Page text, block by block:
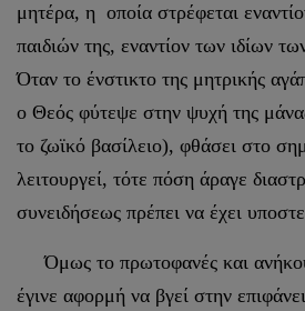
μητέρα, η οποία στρέφεται
παιδιών της, εναντίον των ιδίων
Όταν το ένστικτο της μητρικής
ο Θεός φύτεψε στην ψυχή της
το ζωϊκό βασίλειο), φθάσει στο
λειτουργεί, τότε πόση άραγε
συνειδήσεως πρέπει να έχει
Όμως το πρωτοφανές και
έγινε αφορμή να βγεί στην